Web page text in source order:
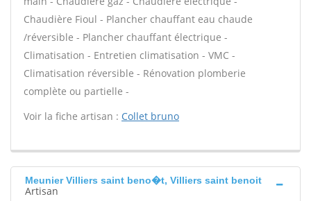
Chaudière Fioul - Plancher chauffant eau chaude
/réversible - Plancher chauffant électrique -
Climatisation - Entretien climatisation - VMC -
Climatisation réversible - Rénovation plomberie
complète ou partielle -
Voir la fiche artisan : Collet bruno
Meunier Villiers saint beno�t, Villiers saint benoit
Artisan